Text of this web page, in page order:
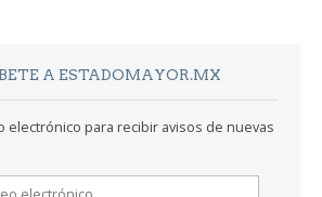
A ESTADOMAYOR.MX
electrónico para recibir avisos de nuevas